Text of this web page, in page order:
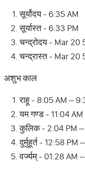
सूर्योदय - 6:35 AM
सूर्यास्त - 6:33 PM
चन्द्रोदय - Mar 20
चन्द्रास्त - Mar 20
अशुभ काल
राहू - 8:05 AM –
यम गण्ड - 11:04
कुलिक - 2:04 PM
दुर्मुहूर्त - 12:58
वर्ज्यम् - 01:28 AM